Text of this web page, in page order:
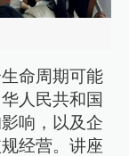
命周期可能
人民共和国
响，以及企
经营。讲座